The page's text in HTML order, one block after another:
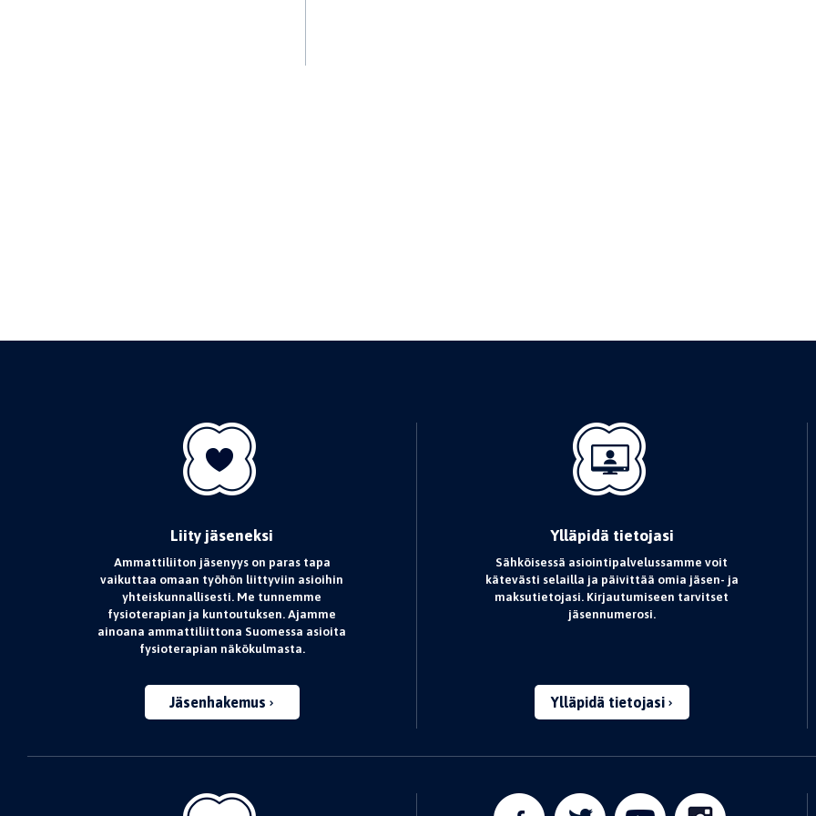
Liity jäseneksi
Ammattiliiton jäsenyys on paras tapa
vaikuttaa omaan työhön liittyviin asioihin
yhteiskunnallisesti. Me tunnemme
fysioterapian ja kuntoutuksen. Ajamme
ainoana ammattiliittona Suomessa asioita
fysioterapian näkökulmasta.
Jäsenhakemus
Ylläpidä tietojasi
Sähköisessä asiointipalvelussamme voit
kätevästi selailla ja päivittää omia jäsen- ja
maksutietojasi. Kirjautumiseen tarvitset
jäsennumerosi.
Ylläpidä tietojasi